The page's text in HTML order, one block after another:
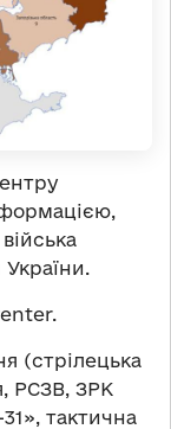
(стрілецька
РСЗВ, ЗРК
тактична